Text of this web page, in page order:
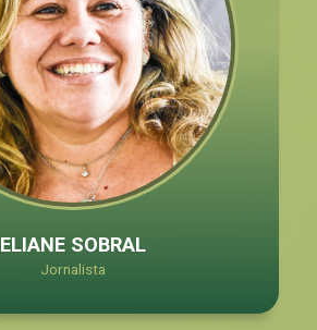
ELIANE SOBRAL
Jornalista